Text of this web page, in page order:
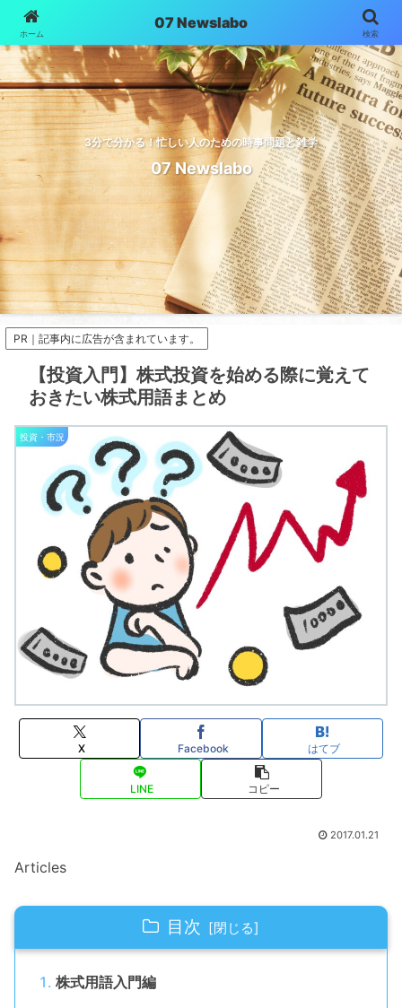
3分で分かる！忙しい人のための時事問題と雑学
07 Newslabo
PR｜記事内に広告が含まれています。
【投資入門】株式投資を始める際に覚えて
おきたい株式用語まとめ
投資・市況
X Facebook はてブ
LINE コピー
2017.01.21
Articles
目次
株式用語入門編
ホーム
07 Newslabo
検索